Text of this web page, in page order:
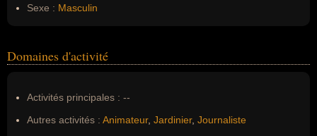
Sexe : Masculin
Domaines d'activité
Activités principales : --
Autres activités : Animateur, Jardinier, Journaliste